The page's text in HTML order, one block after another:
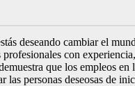
deseando cambiar el
con
que los empleos
las personas deseosas de